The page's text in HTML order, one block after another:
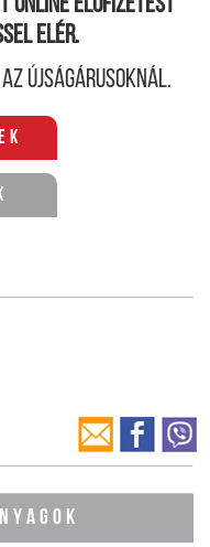
online előfizetést
elér.
újságárusoknál.